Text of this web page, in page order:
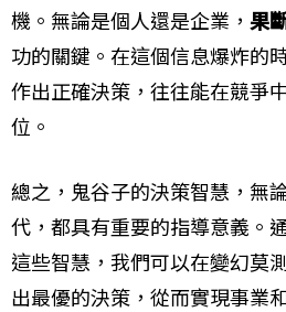
機。無論是個人還是企業， 果
功的關鍵。在這個信息爆炸的
作出正確決策，往往能在競爭
位。
總之，鬼谷子的決策智慧，無
代，都具有重要的指導意義。
這些智慧，我們可以在變幻莫
出最優的決策，從而實現事業